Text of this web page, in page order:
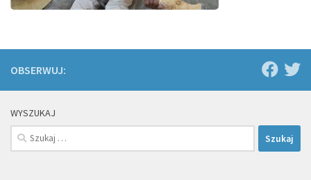
OBSERWUJ:
WYSZUKAJ
Szukaj: